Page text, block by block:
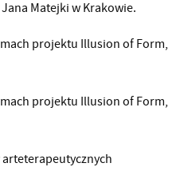
Matejki w Krakowie.
projektu Illusion of Form,
projektu Illusion of Form,